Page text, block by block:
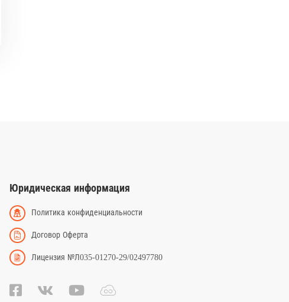
Юридическая информация
Политика конфиденциальности
Договор Оферта
Лицензия №Л035-01270-29/02497780